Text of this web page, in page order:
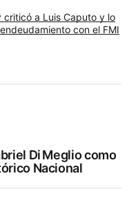
criticó a Luis Caputo y lo
con el FMI
Di Meglio como
Nacional